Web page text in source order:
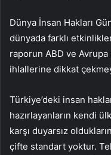
Dünya İnsan Hakları
dünyada farklı
raporun ABD ve
ihlallerine dikkat
Türkiye’deki insan
hazırlayanların kendi
karşı duyarsız
çifte standart yoktur.